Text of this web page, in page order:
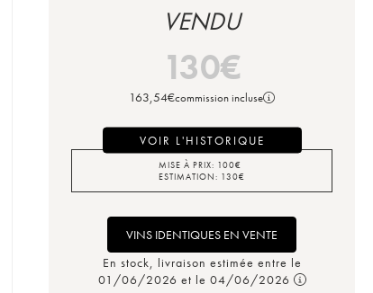
VENDU
130€
163,54€commission incluse
VOIR L'HISTORIQUE
MISE À PRIX: 100€
ESTIMATION: 130€
VINS IDENTIQUES EN VENTE
En stock, livraison estimée entre le
01/06/2026 et le 04/06/2026